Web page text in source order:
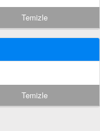
Temizle
Temizle